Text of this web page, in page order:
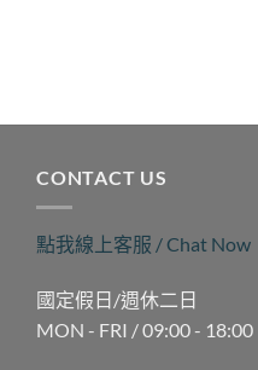
CONTACT US
點我線上客服 / Chat Now
國定假日/週休二日
MON - FRI / 09:00 - 18:00